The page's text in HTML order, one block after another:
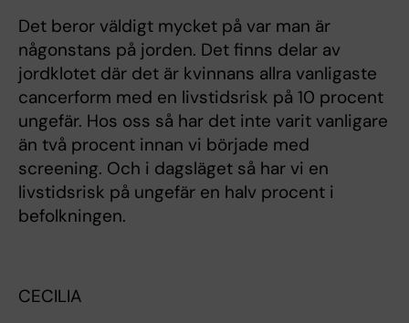
Det beror väldigt mycket på var man är
någonstans på jorden. Det finns delar av
jordklotet där det är kvinnans allra vanligaste
cancerform med en livstidsrisk på 10 procent
ungefär. Hos oss så har det inte varit vanligare
än två procent innan vi började med
screening. Och i dagsläget så har vi en
livstidsrisk på ungefär en halv procent i
befolkningen.
CECILIA